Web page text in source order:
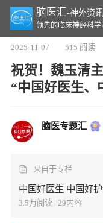
脑医汇-神外资
领先的临床神经科学
2025-11-07 515 阅读
祝贺！魏玉清
“中国好医生、
脑医专题汇
来自于专栏
中国好医生 中国好
3.5万阅读 | 29内容